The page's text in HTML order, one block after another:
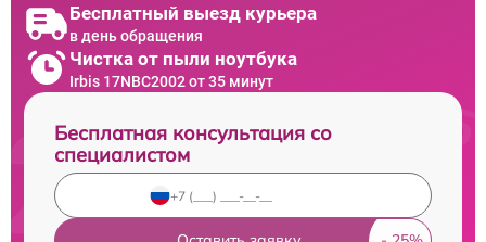
Бесплатный выезд курьера
в день обращения
Чистка от пыли ноутбука
Irbis 17NBC2002 от 35 минут
Бесплатная консультация со
специалистом